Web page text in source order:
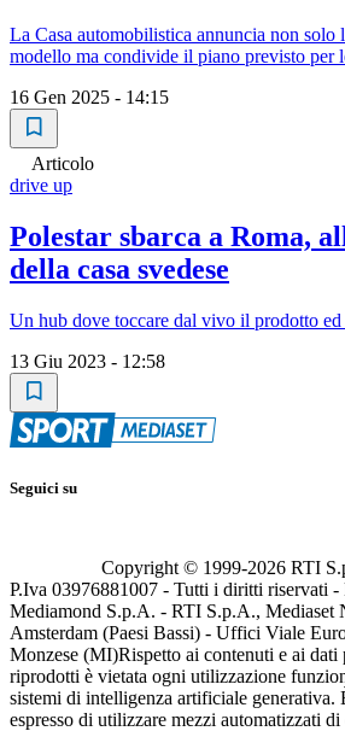
La Casa automobilistica annuncia non
modello ma condivide il piano previsto per
16 Gen 2025 - 14:15
Articolo
drive up
Polestar sbarca a Roma,
della casa svedese
Un hub dove toccare dal vivo il prodotto
13 Giu 2023 - 12:58
Seguici su
Copyright © 1999-2026 RTI
P.Iva 03976881007 - Tutti i diritti riservati -
Mediamond S.p.A. - RTI S.p.A., Mediaset
Amsterdam (Paesi Bassi) - Uffici Viale
Monzese (MI)Rispetto ai contenuti e ai dati
riprodotti è vietata ogni utilizzazione
sistemi di intelligenza artificiale generativa.
espresso di utilizzare mezzi automatizzati di